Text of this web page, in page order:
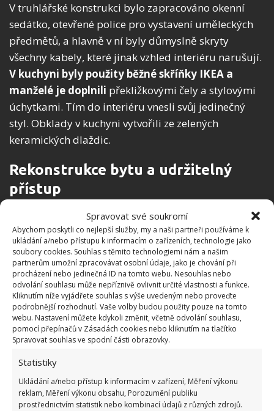
Spravovat své soukromí
Abychom poskytli co nejlepší služby, my a naši partneři používáme k
ukládání a/nebo přístupu k informacím o zařízeních, technologie jako
soubory cookies. Souhlas s těmito technologiemi nám a našim
partnerům umožní zpracovávat osobní údaje, jako je chování při
procházení nebo jedinečná ID na tomto webu. Nesouhlas nebo
odvolání souhlasu může nepříznivě ovlivnit určité vlastnosti a funkce.
Kliknutím níže vyjádřete souhlas s výše uvedeným nebo proveďte
podrobnější rozhodnutí. Vaše volby budou použity pouze na tomto
webu. Nastavení můžete kdykoli změnit, včetně odvolání souhlasu,
pomocí přepínačů v Zásadách cookies nebo kliknutím na tlačítko
Spravovat souhlas ve spodní části obrazovky.
Statistiky
Ukládání a/nebo přístup k informacím v zařízení, Měření výkonu
reklam, Měření výkonu obsahu, Porozumění publiku
prostřednictvím statistik nebo kombinací údajů z různých zdrojů.
V truhlářské konstrukci bylo zapracováno okenní
sedátko, otevřené police pro vystavení uměleckých
předmětů, a hlavně v ní byly důmyslně skryty
všechny kabely, které jinak vzhled interiéru narušují.
V kuchyni byly použity běžné skříňky IKEA a
manželé je doplnili překližkovými čely a stylovými
úchytkami. Tím do interiéru vnesli svůj jedinečný
styl. Obklady v kuchyni vytvořili ze zelených
keramických dlaždic.
Rekonstrukce bytu a udržitelný
přístup
Při řezání materiálu využíval David technologii CNC,
čímž se mu dařilo minimalizovat odpad. Ten
využívali k vyrábění dalších potřebných produktů,
jako byl třeba konferenční stolek a odkládací
stolky, které sami i navrhli. To opět ukazuje na
vynalézavost manželů a cestu, jak i s minimem
finančních prostředků dosáhnout svých cílů.
Cesta Davida a Jess při rekonstrukci jejich bytu v
Thornbury je kombinací designu, udržitelnosti a
osobního vyjádření. Slouží jako zářný příklad toho,
jak promyšlený ainovativní přístup k renovaci